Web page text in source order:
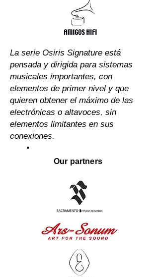
La serie Osiris Signature está
pensada y dirigida para sistemas
musicales importantes, con
elementos de primer nivel y que
quieren obtener el máximo de las
electrónicas o altavoces, sin
elementos limitantes en sus
conexiones.
Our partners